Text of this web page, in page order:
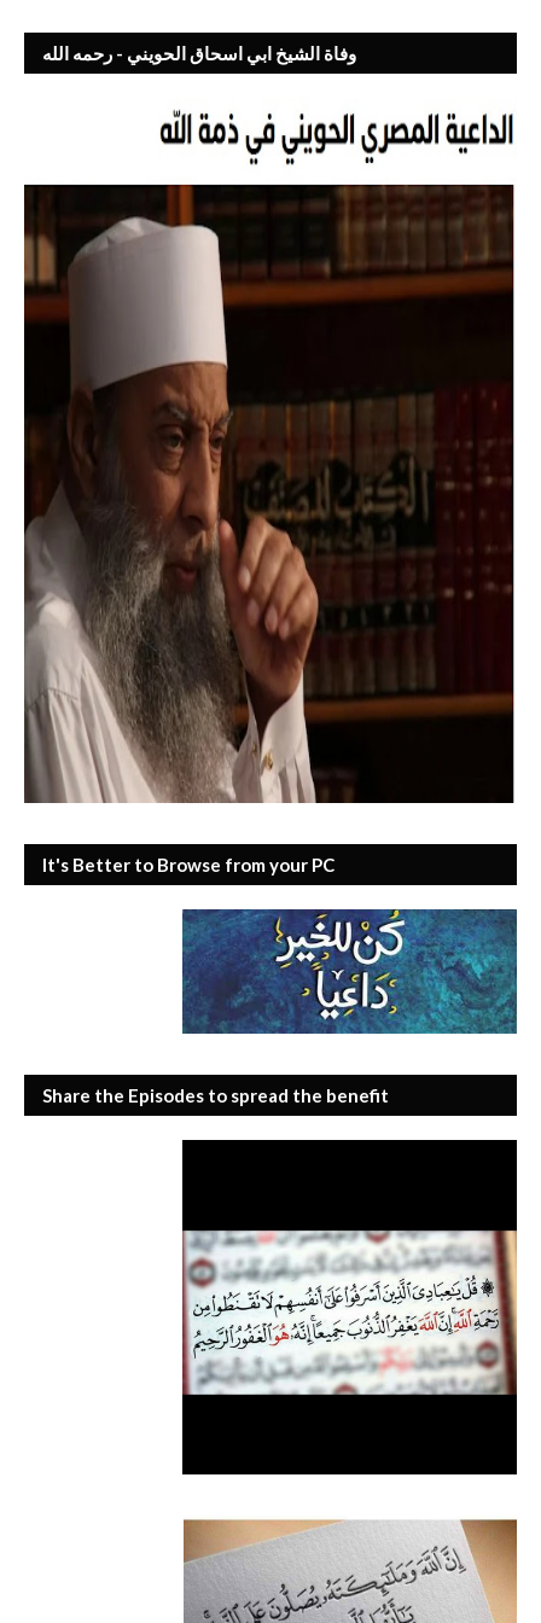
وفاة الشيخ ابي اسحاق الحويني - رحمه الله
It's Better to Browse from your PC
Share the Episodes to spread the benefit